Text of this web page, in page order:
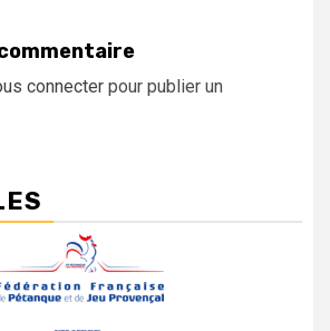
connecter pour publier un